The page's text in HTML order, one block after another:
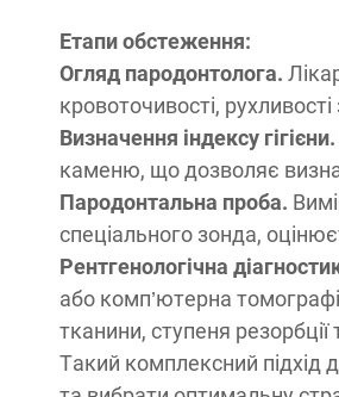
Етапи обстеження:
Огляд пародонтолога.
кровоточивості,
Визначення індексу гігієни.
каменю, що дозволяє
Пародонтальна проба.
спеціального зонда,
Рентгенологічна
або комп’ютерна
тканини, ступеня
Такий комплексний підхід